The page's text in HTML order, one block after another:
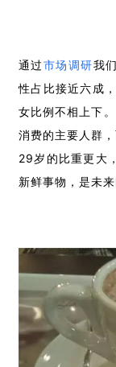
通过市场调研我
性占比接近六成，
女比例不相上下
消费的主要人群
29岁的比重更大
新鲜事物，是未